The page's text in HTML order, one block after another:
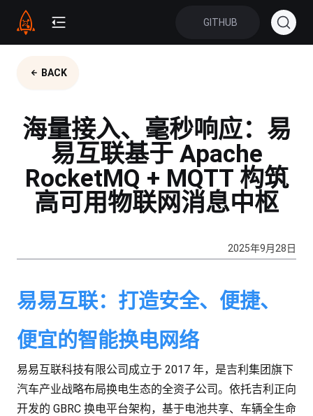
GITHUB
BACK
海量接入、毫秒响应：易
易互联基于 Apache
RocketMQ + MQTT 构筑
高可用物联网消息中枢
2025年9月28日
易易互联：打造安全、便捷、
便宜的智能换电网络
易易互联科技有限公司成立于 2017 年，是吉利集团旗下
汽车产业战略布局换电生态的全资子公司。依托吉利正向
开发的 GBRC 换电平台架构，基于电池共享、车辆全生命